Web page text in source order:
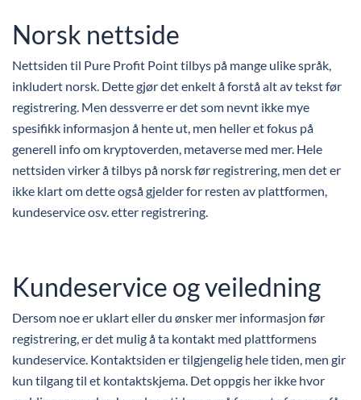
Norsk nettside
Nettsiden til Pure Profit Point tilbys på mange ulike språk,
inkludert norsk. Dette gjør det enkelt å forstå alt av tekst før
registrering. Men dessverre er det som nevnt ikke mye
spesifikk informasjon å hente ut, men heller et fokus på
generell info om kryptoverden, metaverse med mer. Hele
nettsiden virker å tilbys på norsk før registrering, men det er
ikke klart om dette også gjelder for resten av plattformen,
kundeservice osv. etter registrering.
Kundeservice og veiledning
Dersom noe er uklart eller du ønsker mer informasjon før
registrering, er det mulig å ta kontakt med plattformens
kundeservice. Kontaktsiden er tilgjengelig hele tiden, men gir
kun tilgang til et kontaktskjema. Det oppgis her ikke hvor